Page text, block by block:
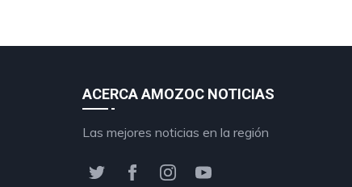
ACERCA AMOZOC NOTICIAS
Las mejores noticias en la región